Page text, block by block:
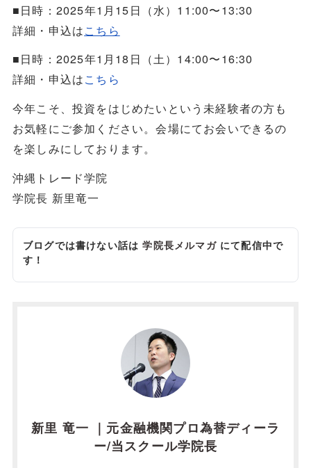
■日時：2025年1月15日（水）11:00〜13:30
詳細・申込はこちら
■日時：2025年1月18日（土）14:00〜16:30
詳細・申込はこちら
今年こそ、投資をはじめたいという未経験者の方も
お気軽にご参加ください。会場にてお会いできるの
を楽しみにしております。
沖縄トレード学院
学院長 新里竜一
ブログでは書けない話は学院長メルマガにて配信中で
す！
新里 竜一 ｜元金融機関プロ為替ディーラ
ー/当スクール学院長